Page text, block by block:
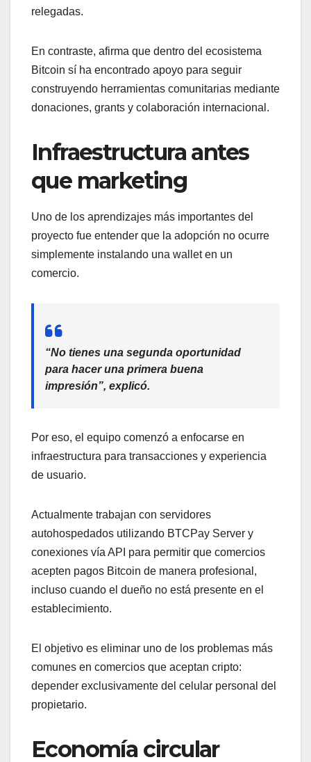
relegadas.
En contraste, afirma que dentro del ecosistema
Bitcoin sí ha encontrado apoyo para seguir
construyendo herramientas comunitarias mediante
donaciones, grants y colaboración internacional.
Infraestructura antes
que marketing
Uno de los aprendizajes más importantes del
proyecto fue entender que la adopción no ocurre
simplemente instalando una wallet en un
comercio.
“No tienes una segunda oportunidad
para hacer una primera buena
impresión”, explicó.
Por eso, el equipo comenzó a enfocarse en
infraestructura para transacciones y experiencia
de usuario.
Actualmente trabajan con servidores
autohospedados utilizando BTCPay Server y
conexiones vía API para permitir que comercios
acepten pagos Bitcoin de manera profesional,
incluso cuando el dueño no está presente en el
establecimiento.
El objetivo es eliminar uno de los problemas más
comunes en comercios que aceptan cripto:
depender exclusivamente del celular personal del
propietario.
Economía circular